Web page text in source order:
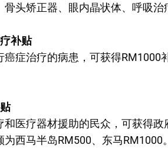
头矫正器、眼内晶状体、呼吸治
补贴
癌症治疗的病患，可获得RM1000
和医疗器材援助的民众，可获得
西马半岛RM500、东马RM1000。